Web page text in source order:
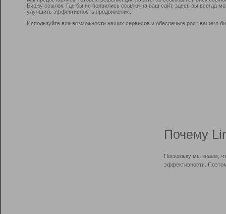
Биржу ссылок. Где бы не появились ссылки на ваш сайт, здесь вы всегда
улучшить эффективность продвижения.
Используйте все возможности наших сервисов и обеспечьте рост вашего
Почему
Поскольку мы знаем,
эффективность.